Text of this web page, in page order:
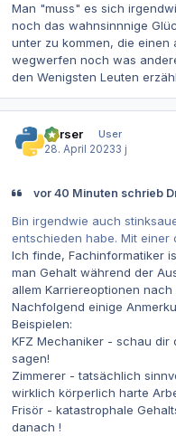
Man "muss" es sich
noch das wahnsinnnige
unter zu kommen, die
wegwerfen noch was
den Wenigsten Leuten
Parser
User
28. April 20233 j
vor 40 Minuten schrieb
Bin irgendwie auch
entschieden habe. Mit einer
Ich finde, Fachinformatiker
man Gehalt während der
allem Karriereoptionen
Nachfolgend einige
Beispielen:
KFZ Mechaniker - schau dir
sagen!
Zimmerer - tatsächlich
wirklich körperlich harte
Frisör - katastrophale
danach !